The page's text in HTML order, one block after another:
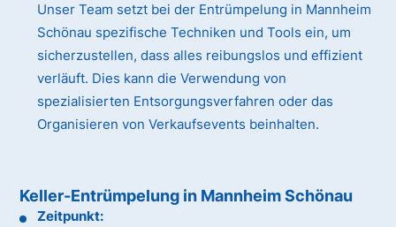
Unser Team setzt bei der Entrümpelung in Mannheim
Schönau spezifische Techniken und Tools ein, um
sicherzustellen, dass alles reibungslos und effizient
verläuft. Dies kann die Verwendung von
spezialisierten Entsorgungsverfahren oder das
Organisieren von Verkaufsevents beinhalten.
Keller-Entrümpelung in Mannheim Schönau
Zeitpunkt: